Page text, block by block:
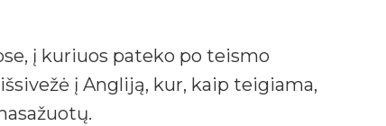
į kuriuos pateko po teismo
į Angliją, kur, kaip teigiama,